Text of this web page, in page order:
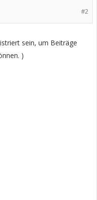
#2
sein, um Beiträge
)